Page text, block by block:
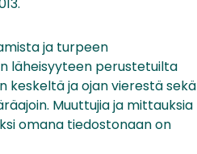
ja turpeen
läheisyyteen perustetuilta
keskeltä ja ojan vierestä sekä
Muuttujia ja mittauksia
omana tiedostonaan on